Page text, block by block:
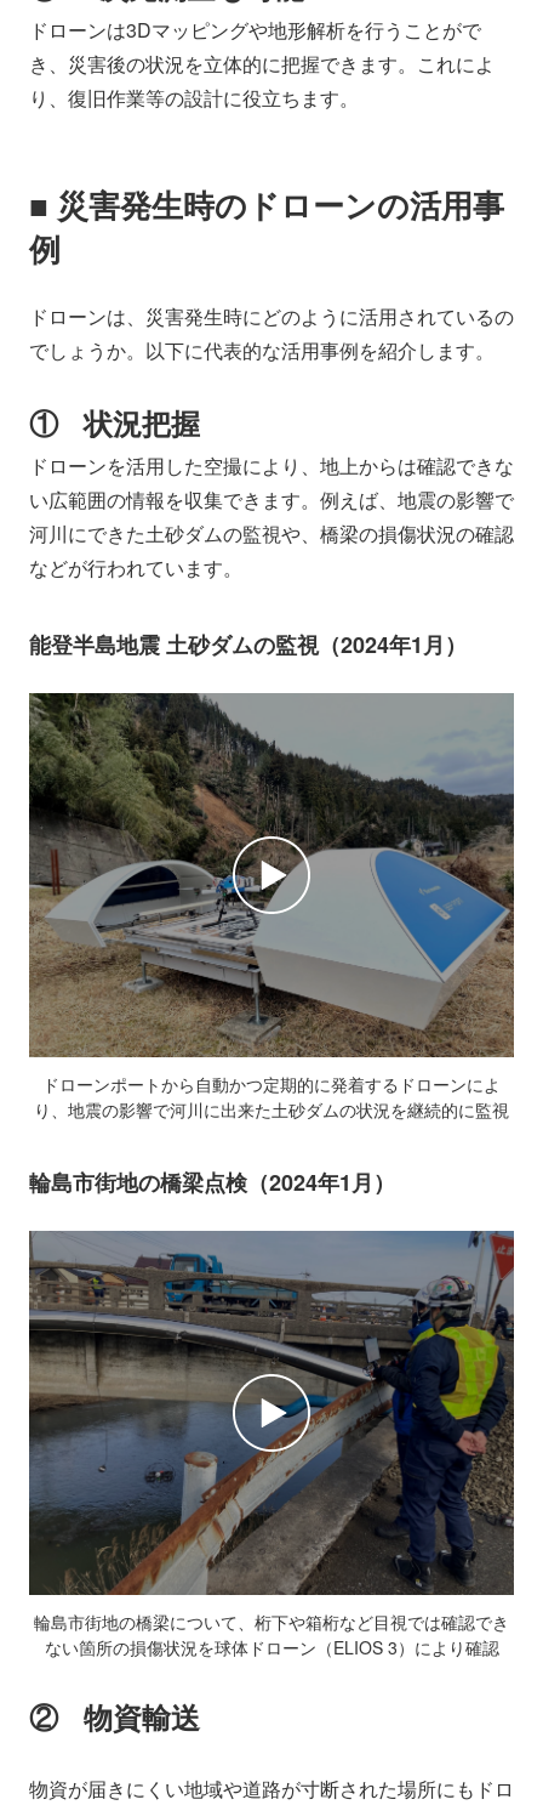
ドローンは3Dマッピングや地形解析を行うことがで
き、災害後の状況を立体的に把握できます。これによ
り、復旧作業等の設計に役立ちます。
■ 災害発生時のドローンの活用事
例
ドローンは、災害発生時にどのように活用されているの
でしょうか。以下に代表的な活用事例を紹介します。
① 状況把握
ドローンを活用した空撮により、地上からは確認できな
い広範囲の情報を収集できます。例えば、地震の影響で
河川にできた土砂ダムの監視や、橋梁の損傷状況の確認
などが行われています。
能登半島地震 土砂ダムの監視（2024年1月）
ドローンポートから自動かつ定期的に発着するドローンによ
り、地震の影響で河川に出来た土砂ダムの状況を継続的に監視
輪島市街地の橋梁点検（2024年1月）
輪島市街地の橋梁について、桁下や箱桁など目視では確認でき
ない箇所の損傷状況を球体ドローン（ELIOS 3）により確認
② 物資輸送
物資が届きにくい地域や道路が寸断された場所にもドロ